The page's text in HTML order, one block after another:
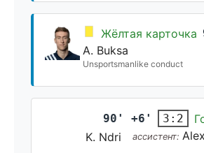
Жёлтая карточка
A. Buksa
Unsportsmanlike conduct
90' +6' 3:2
K. Ndri
ассистент: